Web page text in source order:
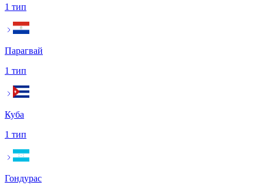
1 тип
Парагвай
1 тип
Куба
1 тип
Гондурас